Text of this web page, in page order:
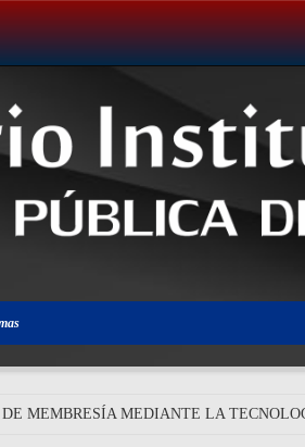
MEMBRESÍA MEDIANTE LA